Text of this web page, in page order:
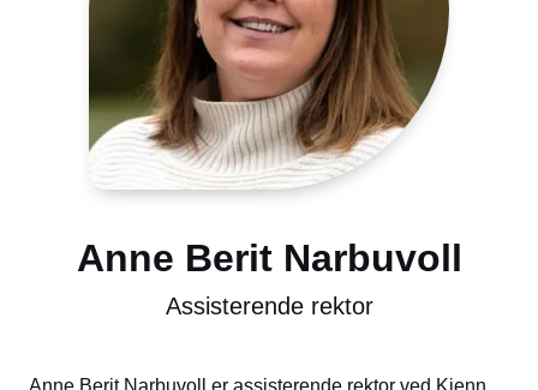
Anne Berit Narbuvoll
Assisterende rektor